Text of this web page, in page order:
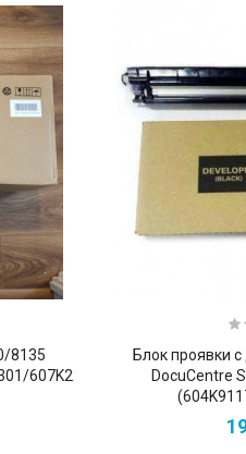
8135
607K22312/607K22315)
Блок проявки
DocuCentre